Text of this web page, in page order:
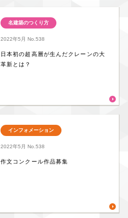
名建築のつくり方
2022年5月 No.538
日本初の超高層が生んだクレーンの大
革新とは？
インフォメーション
2022年5月 No.538
作文コンクール作品募集